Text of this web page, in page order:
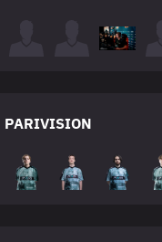
PARIVISION